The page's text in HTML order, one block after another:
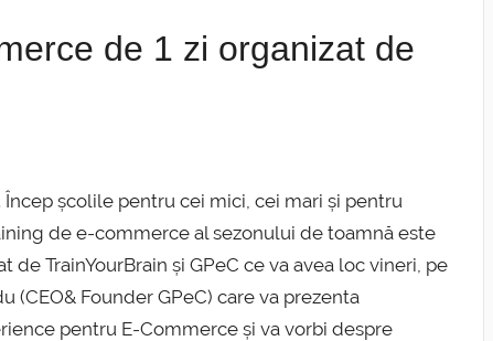
de 1 zi organizat de
școlile pentru cei mici, cei mari și pentru
de e-commerce al sezonului de toamnă este
TrainYourBrain și GPeC ce va avea loc vineri, pe
(CEO& Founder GPeC) care va prezenta
pentru E-Commerce și va vorbi despre